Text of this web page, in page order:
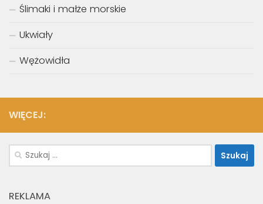
Ślimaki i małże morskie
Ukwiały
Wężowidła
WIĘCEJ:
Szukaj:
REKLAMA